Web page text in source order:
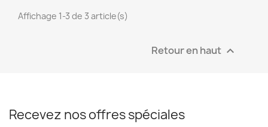
Affichage 1-3 de 3 article(s)
Retour en haut 
Recevez nos offres spéciales